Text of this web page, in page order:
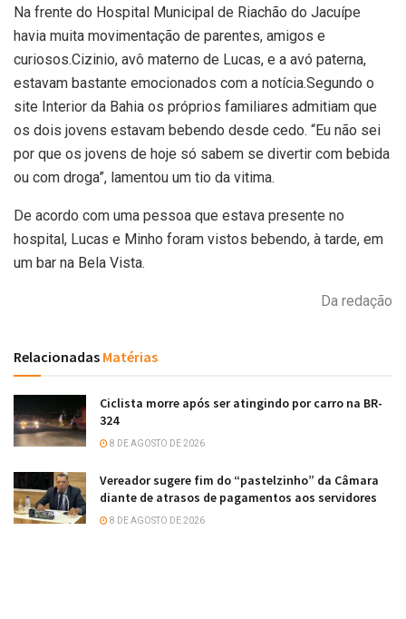
Na frente do Hospital Municipal de Riachão do Jacuípe
havia muita movimentação de parentes, amigos e
curiosos.Cizinio, avô materno de Lucas, e a avó paterna,
estavam bastante emocionados com a notícia.Segundo o
site Interior da Bahia os próprios familiares admitiam que
os dois jovens estavam bebendo desde cedo. “Eu não sei
por que os jovens de hoje só sabem se divertir com bebida
ou com droga”, lamentou um tio da vitima.
De acordo com uma pessoa que estava presente no
hospital, Lucas e Minho foram vistos bebendo, à tarde, em
um bar na Bela Vista.
Da redação
Relacionadas Matérias
Ciclista morre após ser atingindo por carro na BR-
324
8 DE AGOSTO DE 2026
Vereador sugere fim do “pastelzinho” da Câmara
diante de atrasos de pagamentos aos servidores
8 DE AGOSTO DE 2026